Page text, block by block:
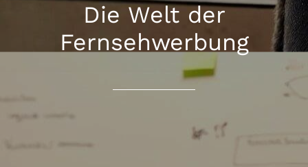
Die Welt der
Fernsehwerbung